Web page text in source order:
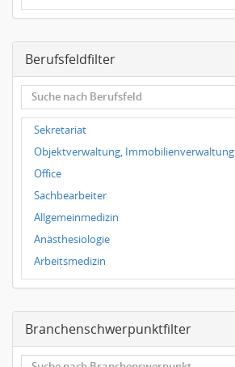
Dresden
Leipzig
Dortmund
Wuppertal
Hallbergmoos
Würzburg
Grünwald
Ulm
Bielefeld
Hannover
Duisburg
Berufsfeldfilter
Sekretariat
Objektverwaltung, Immobilienverwaltung
Office
Sachbearbeiter
Allgemeinmedizin
Anästhesiologie
Arbeitsmedizin
Augenheilkunde
Frauenheilkunde, Geburtshilfe
Hals-Nasen-Ohrenheilkunde
Branchenschwerpunktfilter